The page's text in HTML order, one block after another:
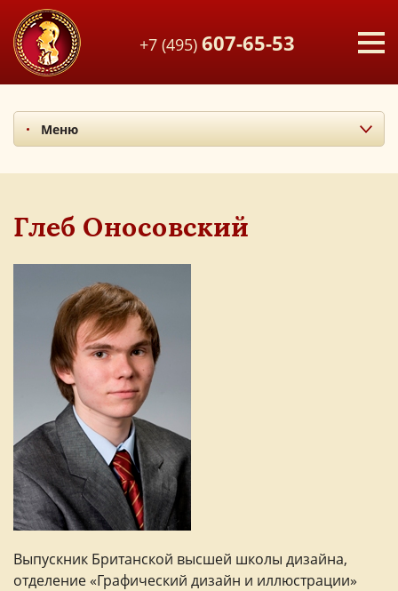
+7 (495) 607-65-53
Меню
Наши учителя
Фотоальбом
Мы в СМИ
Глеб Оносовский
Выпускник Британской высшей школы дизайна,
отделение «Графический дизайн и иллюстрации»